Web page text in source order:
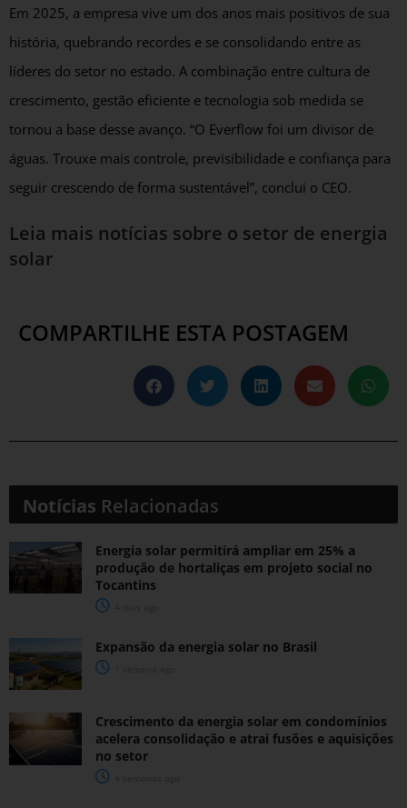
Em 2025, a empresa vive um dos anos mais positivos de sua
história, quebrando recordes e se consolidando entre as
líderes do setor no estado. A combinação entre cultura de
crescimento, gestão eficiente e tecnologia sob medida se
tornou a base desse avanço. “O Everflow foi um divisor de
águas. Trouxe mais controle, previsibilidade e confiança para
seguir crescendo de forma sustentável”, conclui o CEO.
Leia mais notícias sobre o setor de energia
solar
COMPARTILHE ESTA POSTAGEM
Notícias Relacionadas
Energia solar permitirá ampliar em 25% a
produção de hortaliças em projeto social no
Tocantins
Expansão da energia solar no Brasil
Crescimento da energia solar em condomínios
acelera consolidação e atrai fusões e aquisições
no setor